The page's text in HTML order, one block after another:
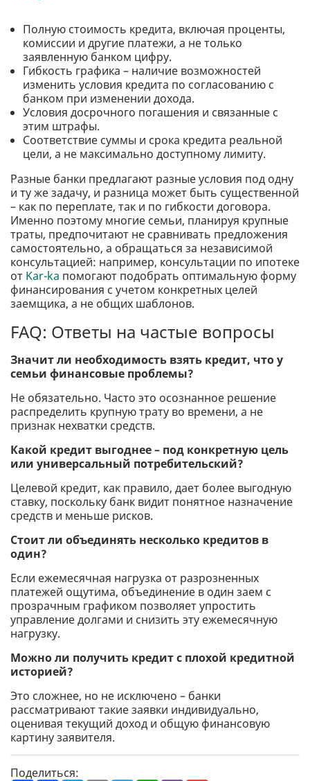
Полную стоимость кредита, включая проценты,
комиссии и другие платежи, а не только
заявленную банком цифру.
Гибкость графика – наличие возможностей
изменить условия кредита по согласованию с
банком при изменении дохода.
Условия досрочного погашения и связанные с
этим штрафы.
Соответствие суммы и срока кредита реальной
цели, а не максимально доступному лимиту.
Разные банки предлагают разные условия под одну
и ту же задачу, и разница может быть существенной
– как по переплате, так и по гибкости договора.
Именно поэтому многие семьи, планируя крупные
траты, предпочитают не сравнивать предложения
самостоятельно, а обращаться за независимой
консультацией: например, консультации по ипотеке
от Kar-ka помогают подобрать оптимальную форму
финансирования с учетом конкретных целей
заемщика, а не общих шаблонов.
FAQ: Ответы на частые вопросы
Значит ли необходимость взять кредит, что у
семьи финансовые проблемы?
Не обязательно. Часто это осознанное решение
распределить крупную трату во времени, а не
признак нехватки средств.
Какой кредит выгоднее – под конкретную цель
или универсальный потребительский?
Целевой кредит, как правило, дает более выгодную
ставку, поскольку банк видит понятное назначение
средств и меньше рисков.
Стоит ли объединять несколько кредитов в
один?
Если ежемесячная нагрузка от разрозненных
платежей ощутима, объединение в один заем с
прозрачным графиком позволяет упростить
управление долгами и снизить эту ежемесячную
нагрузку.
Можно ли получить кредит с плохой кредитной
историей?
Это сложнее, но не исключено – банки
рассматривают такие заявки индивидуально,
оценивая текущий доход и общую финансовую
картину заявителя.
Поделиться: